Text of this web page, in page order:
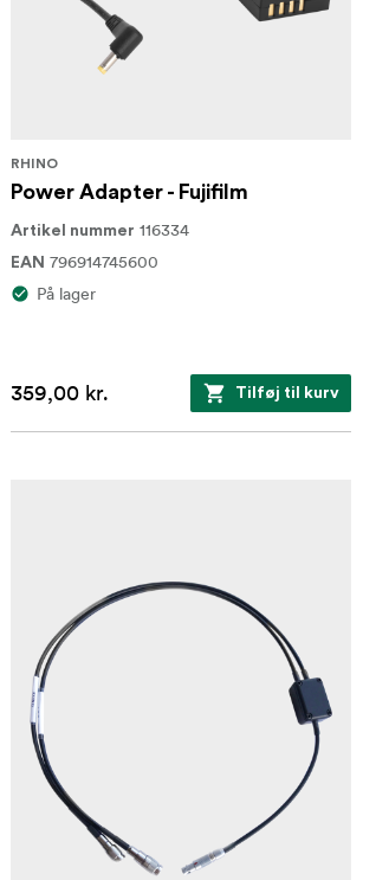
RHINO
Power Adapter - Fujifilm
Artikel nummer 116334
EAN 796914745600
På lager
359,00 kr. Tilføj til kurv